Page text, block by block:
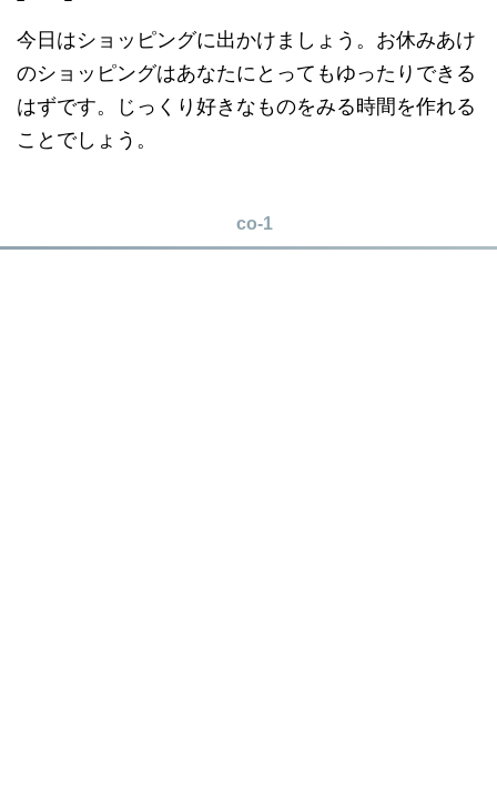
今日はショッピングに出かけましょう。お休みあけ
のショッピングはあなたにとってもゆったりできる
はずです。じっくり好きなものをみる時間を作れる
ことでしょう。
co-1